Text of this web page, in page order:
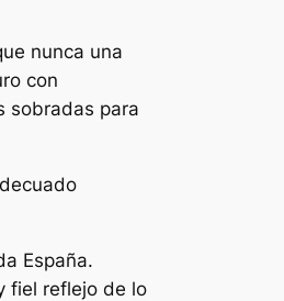
nunca una
con
sobradas para
España.
fiel reflejo de lo